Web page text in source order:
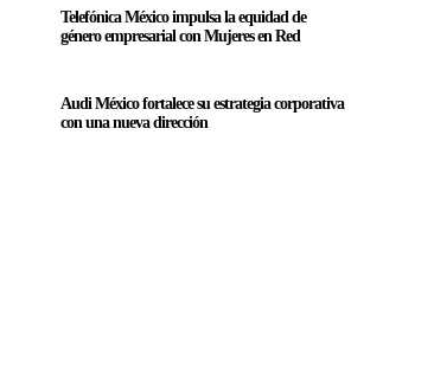
Telefónica México impulsa la equidad de
género empresarial con Mujeres en Red
Audi México fortalece su estrategia corporativa
con una nueva dirección